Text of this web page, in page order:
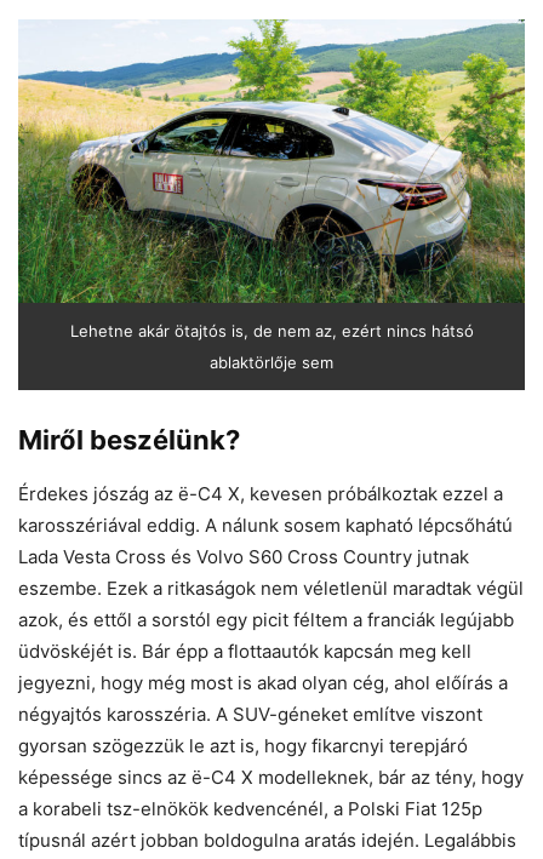
Lehetne akár ötajtós is, de nem az, ezért nincs hátsó
ablaktörlője sem
Miről beszélünk?
Érdekes jószág az ë-C4 X, kevesen próbálkoztak ezzel a
karosszériával eddig. A nálunk sosem kapható lépcsőhátú
Lada Vesta Cross és Volvo S60 Cross Country jutnak
eszembe. Ezek a ritkaságok nem véletlenül maradtak végül
azok, és ettől a sorstól egy picit féltem a franciák legújabb
üdvöskéjét is. Bár épp a flottaautók kapcsán meg kell
jegyezni, hogy még most is akad olyan cég, ahol előírás a
négyajtós karosszéria. A SUV-géneket említve viszont
gyorsan szögezzük le azt is, hogy fikarcnyi terepjáró
képessége sincs az ë-C4 X modelleknek, bár az tény, hogy
a korabeli tsz-elnökök kedvencénél, a Polski Fiat 125p
típusnál azért jobban boldogulna aratás idején. Legalábbis